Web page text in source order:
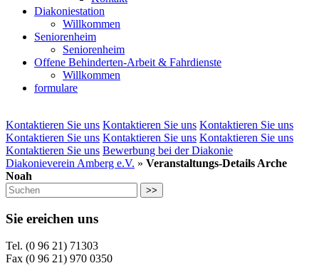
Diakoniestation
Willkommen
Seniorenheim
Seniorenheim
Offene Behinderten-Arbeit & Fahrdienste
Willkommen
formulare
Kontaktieren Sie uns Kontaktieren Sie uns Kontaktieren Sie uns
Kontaktieren Sie uns Kontaktieren Sie uns Kontaktieren Sie uns
Kontaktieren Sie uns Bewerbung bei der Diakonie
Diakonieverein Amberg e.V. » Veranstaltungs-Details Arche
Noah
>>
Sie ereichen uns
Tel. (0 96 21) 71303
Fax (0 96 21) 970 0350